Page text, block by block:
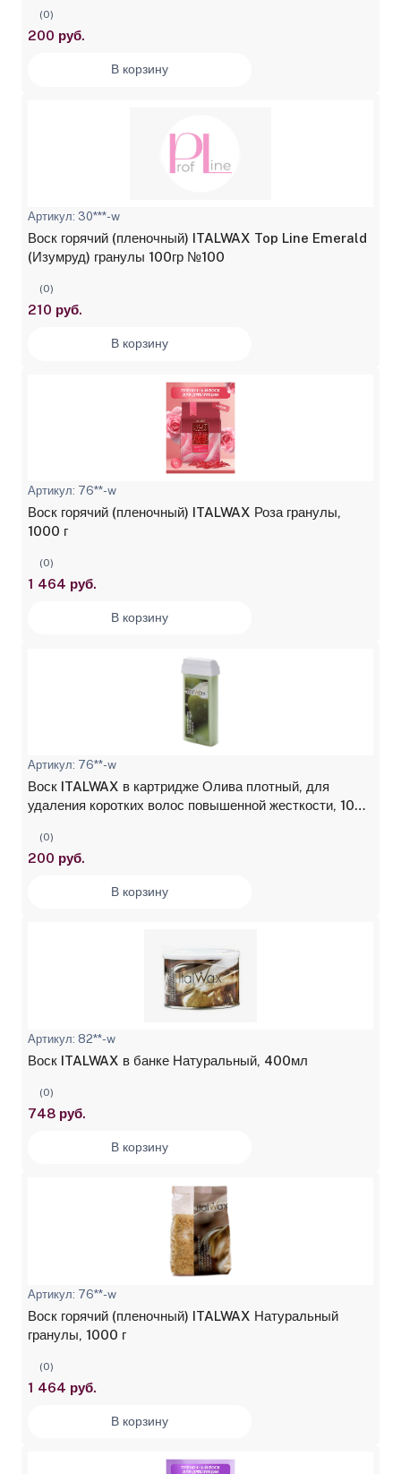
(0)
200 руб.
В корзину
Артикул: 30***-w
Воск горячий (пленочный) ITALWAX Top Line Emerald
(Изумруд) гранулы 100гр №100
(0)
210 руб.
В корзину
Артикул: 76**-w
Воск горячий (пленочный) ITALWAX Роза гранулы,
1000 г
(0)
1 464 руб.
В корзину
Артикул: 76**-w
Воск ITALWAX в картридже Олива плотный, для
удаления коротких волос повышенной жесткости, 100
(0)
200 руб.
В корзину
Артикул: 82**-w
Воск ITALWAX в банке Натуральный, 400мл
(0)
748 руб.
В корзину
Артикул: 76**-w
Воск горячий (пленочный) ITALWAX Натуральный
гранулы, 1000 г
(0)
1 464 руб.
В корзину